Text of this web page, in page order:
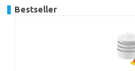
Bestseller